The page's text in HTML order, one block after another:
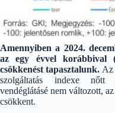
Amennyiben a 2024.
az egy évvel korábbival
csökkenést tapasztalunk. Az
szolgáltatás indexe nőtt
vendéglátásé nem változott,
csökkent.